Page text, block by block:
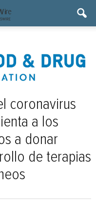
coronavirus
a los
a donar
de terapias